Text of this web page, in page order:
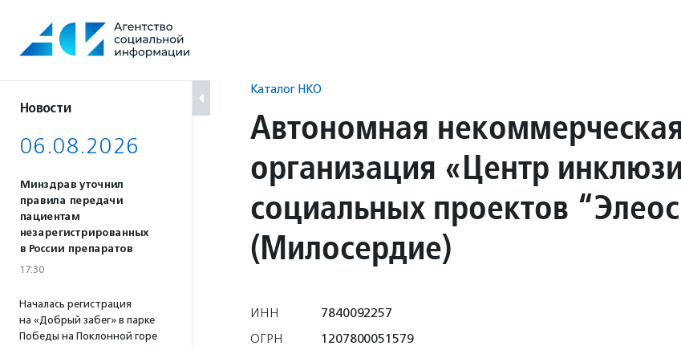
содержанию
Новости
06.08.2026
Минздрав уточнил
правила передачи
пациентам
незарегистрированных
в России препаратов
17:30
Началась регистрация
на «Добрый забег» в парке
Победы на Поклонной горе
Каталог НКО
Автономная
организация «Центр
социальных проектов
(Милосердие)
ИНН
7840092257
ОГРН
1207800051579